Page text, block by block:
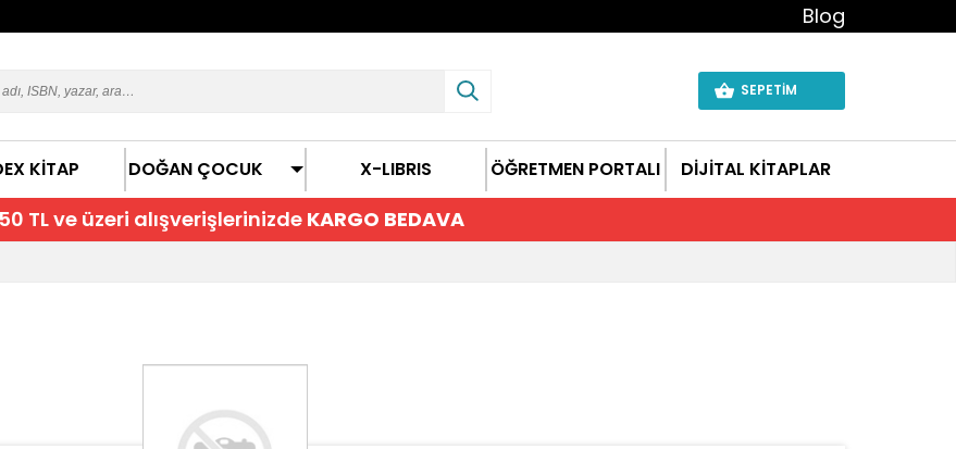
Blog
SEPETİM
KİTAP DOĞAN ÇOCUK X-LIBRIS ÖĞRETMEN PORTALI DİJİTAL KİTAPLAR
TL ve üzeri alışverişlerinizde KARGO BEDAVA